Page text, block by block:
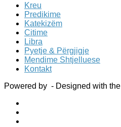
Kreu
Predikime
Katekizëm
Citime
Libra
Pyetje & Përgjigje
Mendime Shtjelluese
Kontakt
Powered by - Designed with the